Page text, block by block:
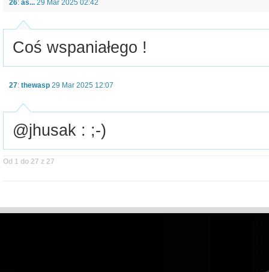
26: as... 29 Mar 2025 02:42
Coś wspaniałego !
27: thewasp 29 Mar 2025 12:07
@jhusak : ;-)
Od 1 do 27 z 27